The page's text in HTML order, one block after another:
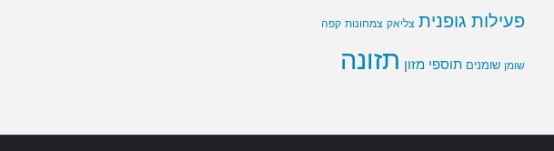
פעילות גופנית צליאק צמחונות קפה
שומן שומנים תוספי מזון תזונה